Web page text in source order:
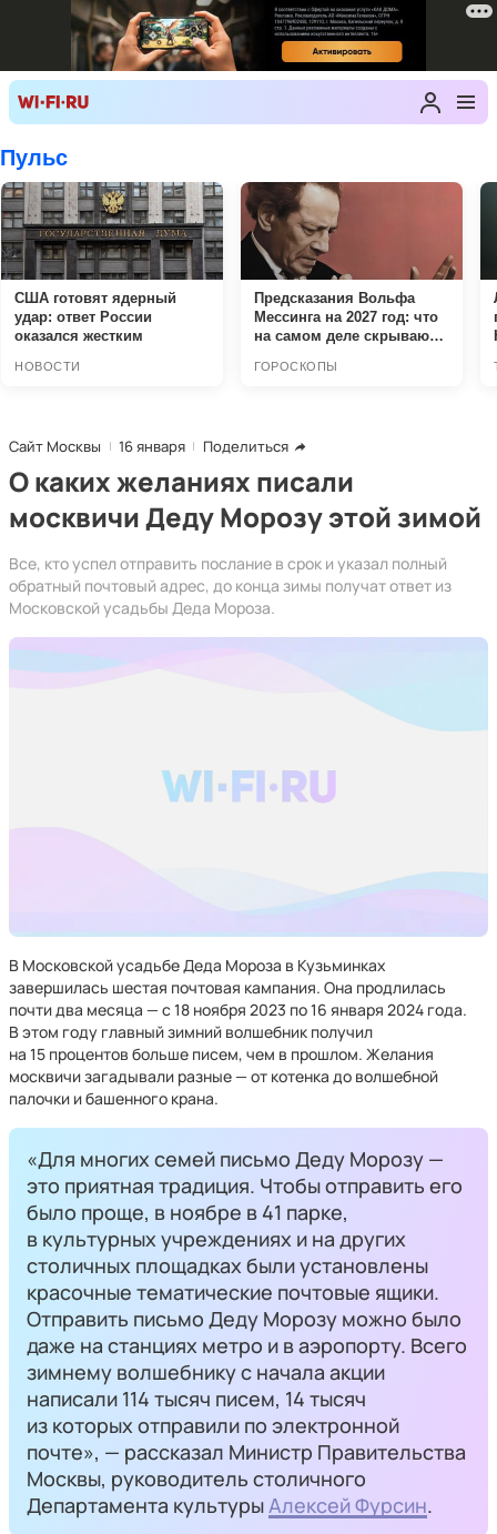
Сайт Москвы 16 января Поделиться
О каких желаниях писали
москвичи Деду Морозу этой зимой
Все, кто успел отправить послание в срок и указал полный
обратный почтовый адрес, до конца зимы получат ответ из
Московской усадьбы Деда Мороза.
В Московской усадьбе Деда Мороза в Кузьминках
завершилась шестая почтовая кампания. Она продлилась
почти два месяца — с 18 ноября 2023 по 16 января 2024 года.
В этом году главный зимний волшебник получил
на 15 процентов больше писем, чем в прошлом. Желания
москвичи загадывали разные — от котенка до волшебной
палочки и башенного крана.
«Для многих семей письмо Деду Морозу —
это приятная традиция. Чтобы отправить его
было проще, в ноябре в 41 парке,
в культурных учреждениях и на других
столичных площадках были установлены
красочные тематические почтовые ящики.
Отправить письмо Деду Морозу можно было
даже на станциях метро и в аэропорту. Всего
зимнему волшебнику с начала акции
написали 114 тысяч писем, 14 тысяч
из которых отправили по электронной
почте», — рассказал Министр Правительства
Москвы, руководитель столичного
Департамента культурыАлексей Фурсин.